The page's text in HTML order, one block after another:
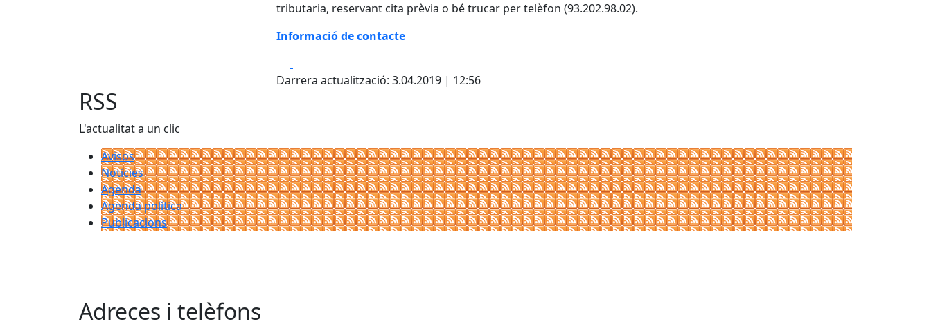
tributaria, reservant cita prèvia o bé trucar per telèfon (93.202.98.02).
Informació de contacte
Darrera actualització: 3.04.2019 | 12:56
RSS
L'actualitat a un clic
Avisos
Notícies
Agenda
Agenda política
Publicacions
Adreces i telèfons